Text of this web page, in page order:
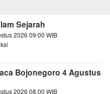
Sejarah
2026 09:00 WIB
Bojonegoro 4 Agustus
2026 08:00 WIB